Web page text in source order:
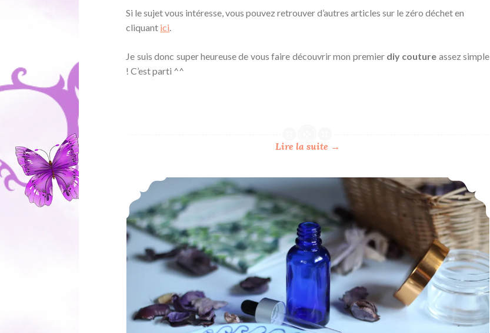
Si le sujet vous intéresse, vous pouvez retrouver d’autres articles sur le zéro déchet en
cliquant ici
Je suis donc super heureuse de vous faire découvrir mon premier diy couture assez simple
! C’est parti ^^
Lire la suite →
Le B.a-ba pour réaliser vos cosmétiques maison